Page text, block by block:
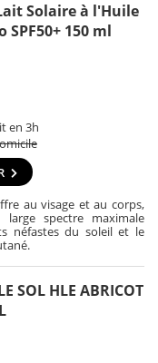
Solaire à l'Huile
150 ml
en 3h
au visage et au corps,
large spectre maximale
néfastes du soleil et le
SOL HLE ABRICOT